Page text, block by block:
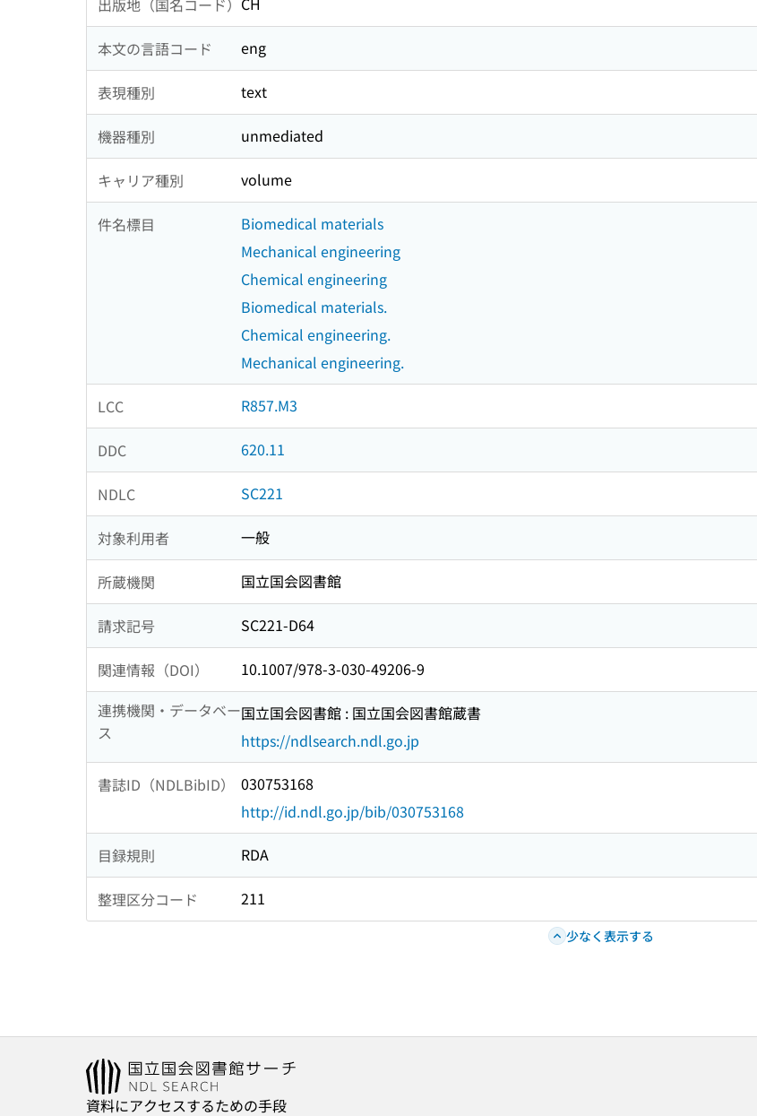
本文の言語コード eng
表現種別 text
機器種別 unmediated
キャリア種別 volume
件名標目
Biomedical materials
Mechanical engineering
Chemical engineering
Biomedical materials.
Chemical engineering.
Mechanical engineering.
LCC R857.M3
DDC 620.11
NDLC SC221
対象利用者 一般
所蔵機関 国立国会図書館
請求記号 SC221-D64
関連情報（DOI）
10.1007/978-3-030-49206-9
連携機関・データベー
ス
国立国会図書館 : 国立国会図書館蔵書
https://ndlsearch.ndl.go.jp
書誌ID（NDLBibID）
030753168
http://id.ndl.go.jp/bib/030753168
目録規則 RDA
整理区分コード 211
少なく表示する
資料にアクセスするための手段